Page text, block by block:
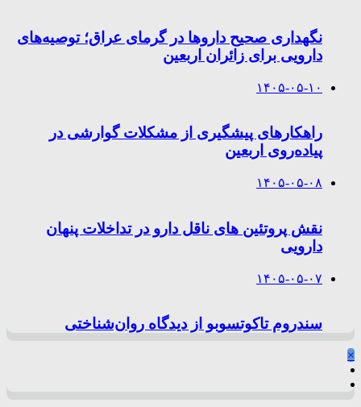
نگهداری صحیح داروها در گرمای عراق؛ توصیه‌های
دارویی برای زائران اربعین
۱۴۰۵-۰۵-۱۰
راهکارهای پیشگیری از مشکلات گوارشی در
پیاده‌روی اربعین
۱۴۰۵-۰۵-۰۸
نقش پروتئین های ناقل دارو در تداخلات پنهان
دارویی
۱۴۰۵-۰۵-۰۷
سندروم تاکوتسوبو از دیدگاه روان‌شناختی
×